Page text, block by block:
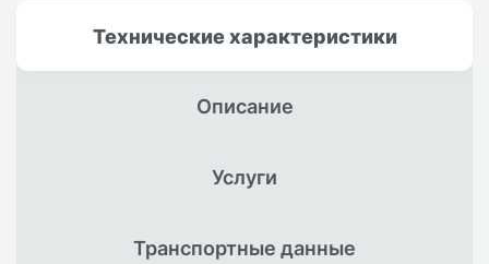
Техническиехарактеристики
Описание
Услуги
Транспортныеданные